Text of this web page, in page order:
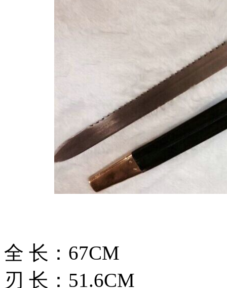
全 长：67CM
刃 长：51.6CM